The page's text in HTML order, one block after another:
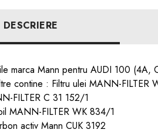
DESCRIERE
marca Mann pentru AUDI 100
contine : Filtru ulei MANN-FILTER
FILTER C 31 152/1
MANN-FILTER WK 834/1
activ Mann CUK 3192